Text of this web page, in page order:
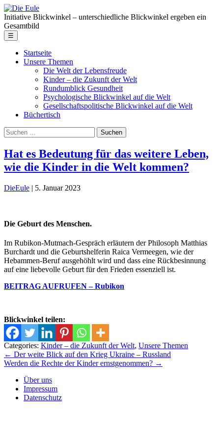
Skip
to
the
content
Die
Eule
Initiative Blickwinkel – unterschiedliche Blickwinkel ergeben ein
Gesamtbild
☰
Startseite
Unsere Themen
Die Welt der Lebensfreude
Kinder – die Zukunft der Welt
Rundumblick Gesundheit
Psychologische Blickwinkel auf die Welt
Gesellschaftspolitische Blickwinkel auf die Welt
Büchertisch
Suche
nach:
Hat es Bedeutung für das weitere Leben,
wie die Kinder in die Welt kommen?
DieEule | 5. Januar 2023
Die Geburt des Menschen.
Im Rubikon-Mutmach-Gespräch erläutern der Philosoph Matthias
Burchardt und die Geburtshelferin Raica Vermeegen, wie der
Hebammen-Beruf ausgehöhlt wird und dass eine Rückbesinnung
auf eine liebevolle Geburt für den Frieden essenziell ist.
BEITRAG AUFRUFEN – Rubikon
Blickwinkel teilen:
Categories: Kinder – die Zukunft der Welt, Unsere Themen
Beitrags-
Navigation
← Der weite Blick auf den Krieg Ukraine – Russland
Werden die Rechte der Kinder ernstgenommen? →
Über uns
Impressum
Datenschutz